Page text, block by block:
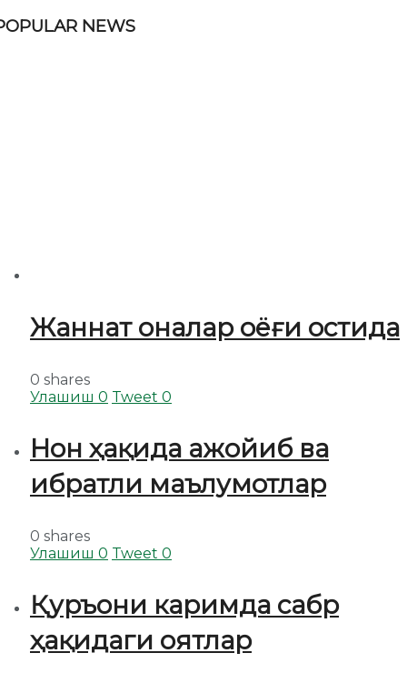
NEWS
Жаннат оналар оёғи остида
0 shares
Улашиш 0 Tweet 0
Нон ҳақида ажойиб ва
ибратли маълумотлар
0 shares
Улашиш 0 Tweet 0
Қуръони каримда сабр
ҳақидаги оятлар